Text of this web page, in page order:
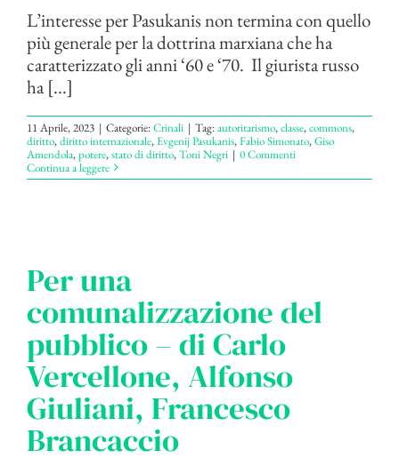
L’interesse per Pasukanis non termina con quello
più generale per la dottrina marxiana che ha
caratterizzato gli anni ‘60 e ‘70. Il giurista russo
ha [...]
11 Aprile, 2023 | Categorie:Crinali | Tag:autoritarismo,classe,commons,
diritto,diritto internazionale,Evgenij Pasukanis,Fabio Simonato,Giso
Amendola,potere,stato di diritto,Toni Negri | 0 Commenti
Continua a leggere
Per una
comunalizzazione del
pubblico – di Carlo
Vercellone, Alfonso
Giuliani, Francesco
Brancaccio